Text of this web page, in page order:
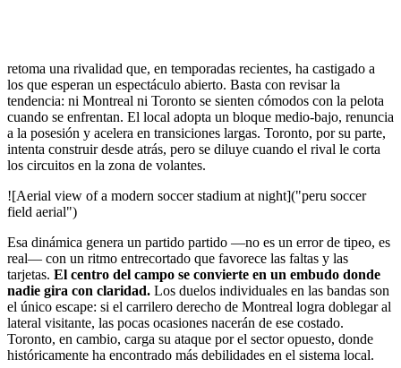
retoma una rivalidad que, en temporadas recientes, ha castigado a
los que esperan un espectáculo abierto. Basta con revisar la
tendencia: ni Montreal ni Toronto se sienten cómodos con la pelota
cuando se enfrentan. El local adopta un bloque medio-bajo, renuncia
a la posesión y acelera en transiciones largas. Toronto, por su parte,
intenta construir desde atrás, pero se diluye cuando el rival le corta
los circuitos en la zona de volantes.
![Aerial view of a modern soccer stadium at night]("peru soccer
field aerial")
Esa dinámica genera un partido partido —no es un error de tipeo, es
real— con un ritmo entrecortado que favorece las faltas y las
tarjetas. El centro del campo se convierte en un embudo donde
nadie gira con claridad. Los duelos individuales en las bandas son
el único escape: si el carrilero derecho de Montreal logra doblegar al
lateral visitante, las pocas ocasiones nacerán de ese costado.
Toronto, en cambio, carga su ataque por el sector opuesto, donde
históricamente ha encontrado más debilidades en el sistema local.